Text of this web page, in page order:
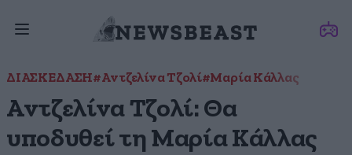
ΔΙΑΣΚΕΔΑΣΗ#Αντζελίνα Τζολί#Μαρία Κάλλας
Αντζελίνα Τζολί: Θα
υποδυθεί τη Μαρία Κάλλας